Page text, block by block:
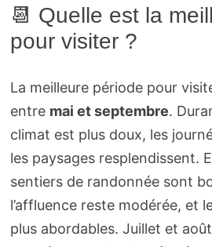
📆 Quelle est la
pour visiter ?
La meilleure période pour
entre mai et septembre.
climat est plus doux, les
les paysages resplendissent.
sentiers de randonnée sont
l’affluence reste modérée, et
plus abordables. Juillet et